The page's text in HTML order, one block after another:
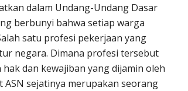
dalam Undang-Undang Dasar
berbunyi bahwa setiap warga
satu profesi pekerjaan yang
negara. Dimana profesi tersebut
dan kewajiban yang dijamin oleh
sejatinya merupakan seorang